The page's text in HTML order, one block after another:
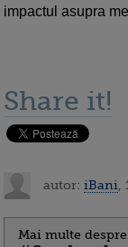
impactul asupra
Share it!
autor: iBani
Mai multe